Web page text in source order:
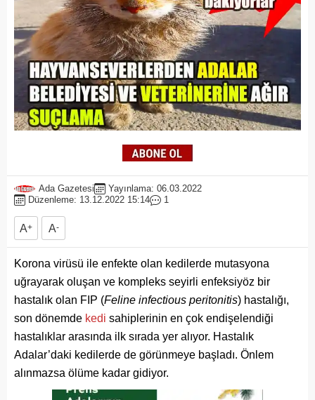
Ada Gazetesi
Yayınlama: 06.03.2022
Düzenleme: 13.12.2022 15:14
1
A+ A-
Korona virüsü ile enfekte olan kedilerde mutasyona
uğrayarak oluşan ve kompleks seyirli enfeksiyöz bir
hastalık olan FIP (Feline infectious peritonitis) hastalığı,
son dönemde kedi sahiplerinin en çok endişelendiği
hastalıklar arasında ilk sırada yer alıyor. Hastalık
Adalar’daki kedilerde de görünmeye başladı. Önlem
alınmazsa ölüme kadar gidiyor.